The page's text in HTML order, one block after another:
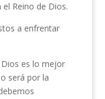
Reino de Dios.
a enfrentar
Dios es lo mejor
será por la